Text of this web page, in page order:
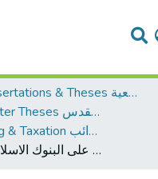
Communities &
All of DSpace
Dissertations & Theses الرسائل الجامعية
AQU Master Theses الرسائل الجامعية الخاصة بجامعة القدس
Accounting & Taxation المحاسبة والضرائب
أثر الالتزام بمعايير الحوكمة والحوكمة الشرعية على الاداء المالي "دراسة تطبيقيه على البنوك الاسلامية العربية